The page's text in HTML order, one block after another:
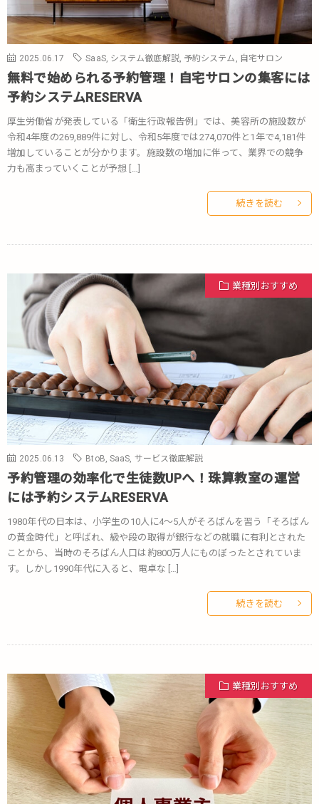
2025.06.17 SaaS, システム徹底解説, 予約システム 自宅サロン
無料で始められる予約管理！自宅サロンの集客には
予約システムRESERVA
厚生労働省が発表している「衛生行政報告例」では、美容所の施設数が
令和4年度の269,889件に対し、令和5年度では274,070件と1年で4,181件
増加していることが分かります。施設数の増加に伴って、業界での競争
力も高まっていくことが予想 […]
続きを読む
業種別おすすめ
2025.06.13 BtoB SaaS サービス徹底解説
予約管理の効率化で生徒数UPへ！珠算教室の運営
には予約システムRESERVA
1980年代の日本は、小学生の10人に4～5人がそろばんを習う「そろばん
の黄金時代」と呼ばれ、級や段の取得が銀行などの就職に有利とされた
ことから、当時のそろばん人口は約800万人にものぼったとされていま
す。しかし1990年代に入ると、電卓な […]
続きを読む
業種別おすすめ